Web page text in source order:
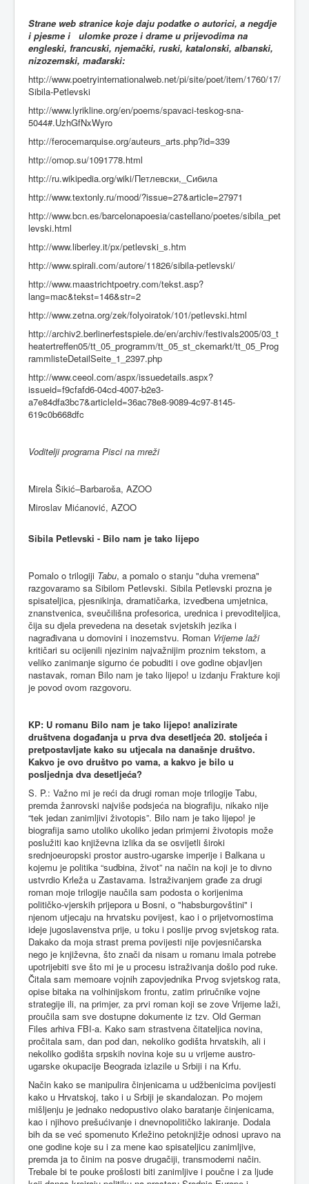
Strane web stranice koje daju podatke o autorici, a negdje
i pjesme i ulomke proze i drame u prijevodima na
engleski, francuski, njemački, ruski, katalonski, albanski,
nizozemski, mađarski:
http://www.poetryinternationalweb.net/pi/site/poet/item/1760/17/
Sibila-Petlevski
http://www.lyrikline.org/en/poems/spavaci-teskog-sna-
5044#.UzhGfNxWyro
http://ferocemarquise.org/auteurs_arts.php?id=339
http://omop.su/1091778.html
http://ru.wikipedia.org/wiki/Петлевски,_Сибила
http://www.textonly.ru/mood/?issue=27&article=27971
http://www.bcn.es/barcelonapoesia/castellano/poetes/sibila_pet
levski.html
http://www.liberley.it/px/petlevski_s.htm
http://www.spirali.com/autore/11826/sibila-petlevski/
http://www.maastrichtpoetry.com/tekst.asp?
lang=mac&tekst=146&str=2
http://www.zetna.org/zek/folyoiratok/101/petlevski.html
http://archiv2.berlinerfestspiele.de/en/archiv/festivals2005/03_t
heatertreffen05/tt_05_programm/tt_05_st_ckemarkt/tt_05_Prog
rammlisteDetailSeite_1_2397.php
http://www.ceeol.com/aspx/issuedetails.aspx?
issueid=f9cfafd6-04cd-4007-b2e3-
a7e84dfa3bc7&articleId=36ac78e8-9089-4c97-8145-
619c0b668dfc
Voditelji programa Pisci na mreži
Mirela Šikić–Barbaroša, AZOO
Miroslav Mićanović, AZOO
Sibila Petlevski - Bilo nam je tako lijepo
Pomalo o trilogiji Tabu, a pomalo o stanju "duha vremena"
razgovaramo sa Sibilom Petlevski. Sibila Petlevski prozna je
spisateljica, pjesnikinja, dramatičarka, izvedbena umjetnica,
znanstvenica, sveučilišna profesorica, urednica i prevoditeljica,
čija su djela prevedena na desetak svjetskih jezika i
nagrađivana u domovini i inozemstvu. Roman Vrijeme laži
kritičari su ocijenili njezinim najvažnijim proznim tekstom, a
veliko zanimanje sigurno će pobuditi i ove godine objavljen
nastavak, roman Bilo nam je tako lijepo! u izdanju Frakture koji
je povod ovom razgovoru.
KP: U romanu Bilo nam je tako lijepo! analizirate
društvena događanja u prva dva desetljeća 20. stoljeća i
pretpostavljate kako su utjecala na današnje društvo.
Kakvo je ovo društvo po vama, a kakvo je bilo u
posljednja dva desetljeća?
S. P.: Važno mi je reći da drugi roman moje trilogije Tabu,
premda žanrovski najviše podsjeća na biografiju, nikako nije
“tek jedan zanimljivi životopis”. Bilo nam je tako lijepo! je
biografija samo utoliko ukoliko jedan primjerni životopis može
poslužiti kao književna izlika da se osvijetli široki
srednjoeuropski prostor austro-ugarske imperije i Balkana u
kojemu je politika “sudbina, život” na način na koji je to divno
ustvrdio Krleža u Zastavama. Istraživanjem građe za drugi
roman moje trilogije naučila sam podosta o korijenima
političko-vjerskih prijepora u Bosni, o "habsburgovštini" i
njenom utjecaju na hrvatsku povijest, kao i o prijetvornostima
ideje jugoslavenstva prije, u toku i poslije prvog svjetskog rata.
Dakako da moja strast prema povijesti nije povjesničarska
nego je književna, što znači da nisam u romanu imala potrebe
upotrijebiti sve što mi je u procesu istraživanja došlo pod ruke.
Čitala sam memoare vojnih zapovjednika Prvog svjetskog rata,
opise bitaka na volhinijskom frontu, zatim priručnike vojne
strategije ili, na primjer, za prvi roman koji se zove Vrijeme laži,
proučila sam sve dostupne dokumente iz tzv. Old German
Files arhiva FBI-a. Kako sam strastvena čitateljica novina,
pročitala sam, dan pod dan, nekoliko godišta hrvatskih, ali i
nekoliko godišta srpskih novina koje su u vrijeme austro-
ugarske okupacije Beograda izlazile u Srbiji i na Krfu.
Način kako se manipulira činjenicama u udžbenicima povijesti
kako u Hrvatskoj, tako i u Srbiji je skandalozan. Po mojem
mišljenju je jednako nedopustivo olako baratanje činjenicama,
kao i njihovo prešućivanje i dnevnopolitičko lakiranje. Dodala
bih da se već spomenuto Krležino petoknjižje odnosi upravo na
one godine koje su i za mene kao spisateljicu zanimljive,
premda ja to činim na posve drugačiji, transmoderni način.
Trebale bi te pouke prošlosti biti zanimljive i poučne i za ljude